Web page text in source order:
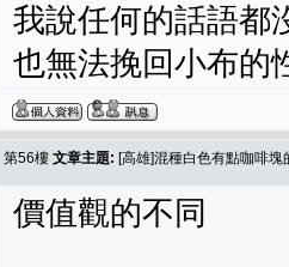
我說任何的話語都
也無法挽回小布的
第56樓 文章主題: [高雄]混種白色有點咖啡
價值觀的不同